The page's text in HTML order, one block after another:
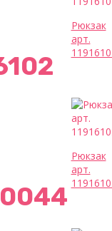
Рюкзак
арт.
Рюкзак
арт.